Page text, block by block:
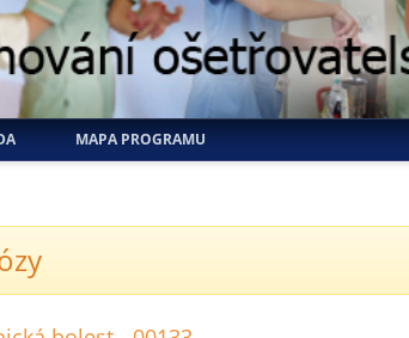
MAPA PROGRAMU